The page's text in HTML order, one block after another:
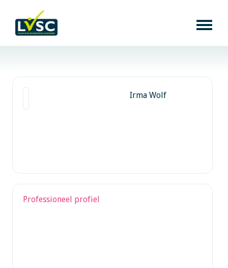
Irma Wolf
Professioneel profiel